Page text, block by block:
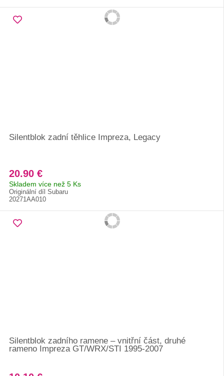
Silentblok zadní těhlice Impreza, Legacy
20.90 €
Skladem více než 5 Ks
Originální díl Subaru
20271AA010
Silentblok zadního ramene – vnitřní část, druhé
rameno Impreza GT/WRX/STI 1995-2007